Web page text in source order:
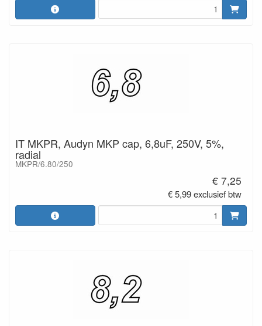
IT MKPR, Audyn MKP cap, 6,8uF, 250V, 5%,
radial
MKPR/6.80/250
€ 7,25
€ 5,99 exclusief btw